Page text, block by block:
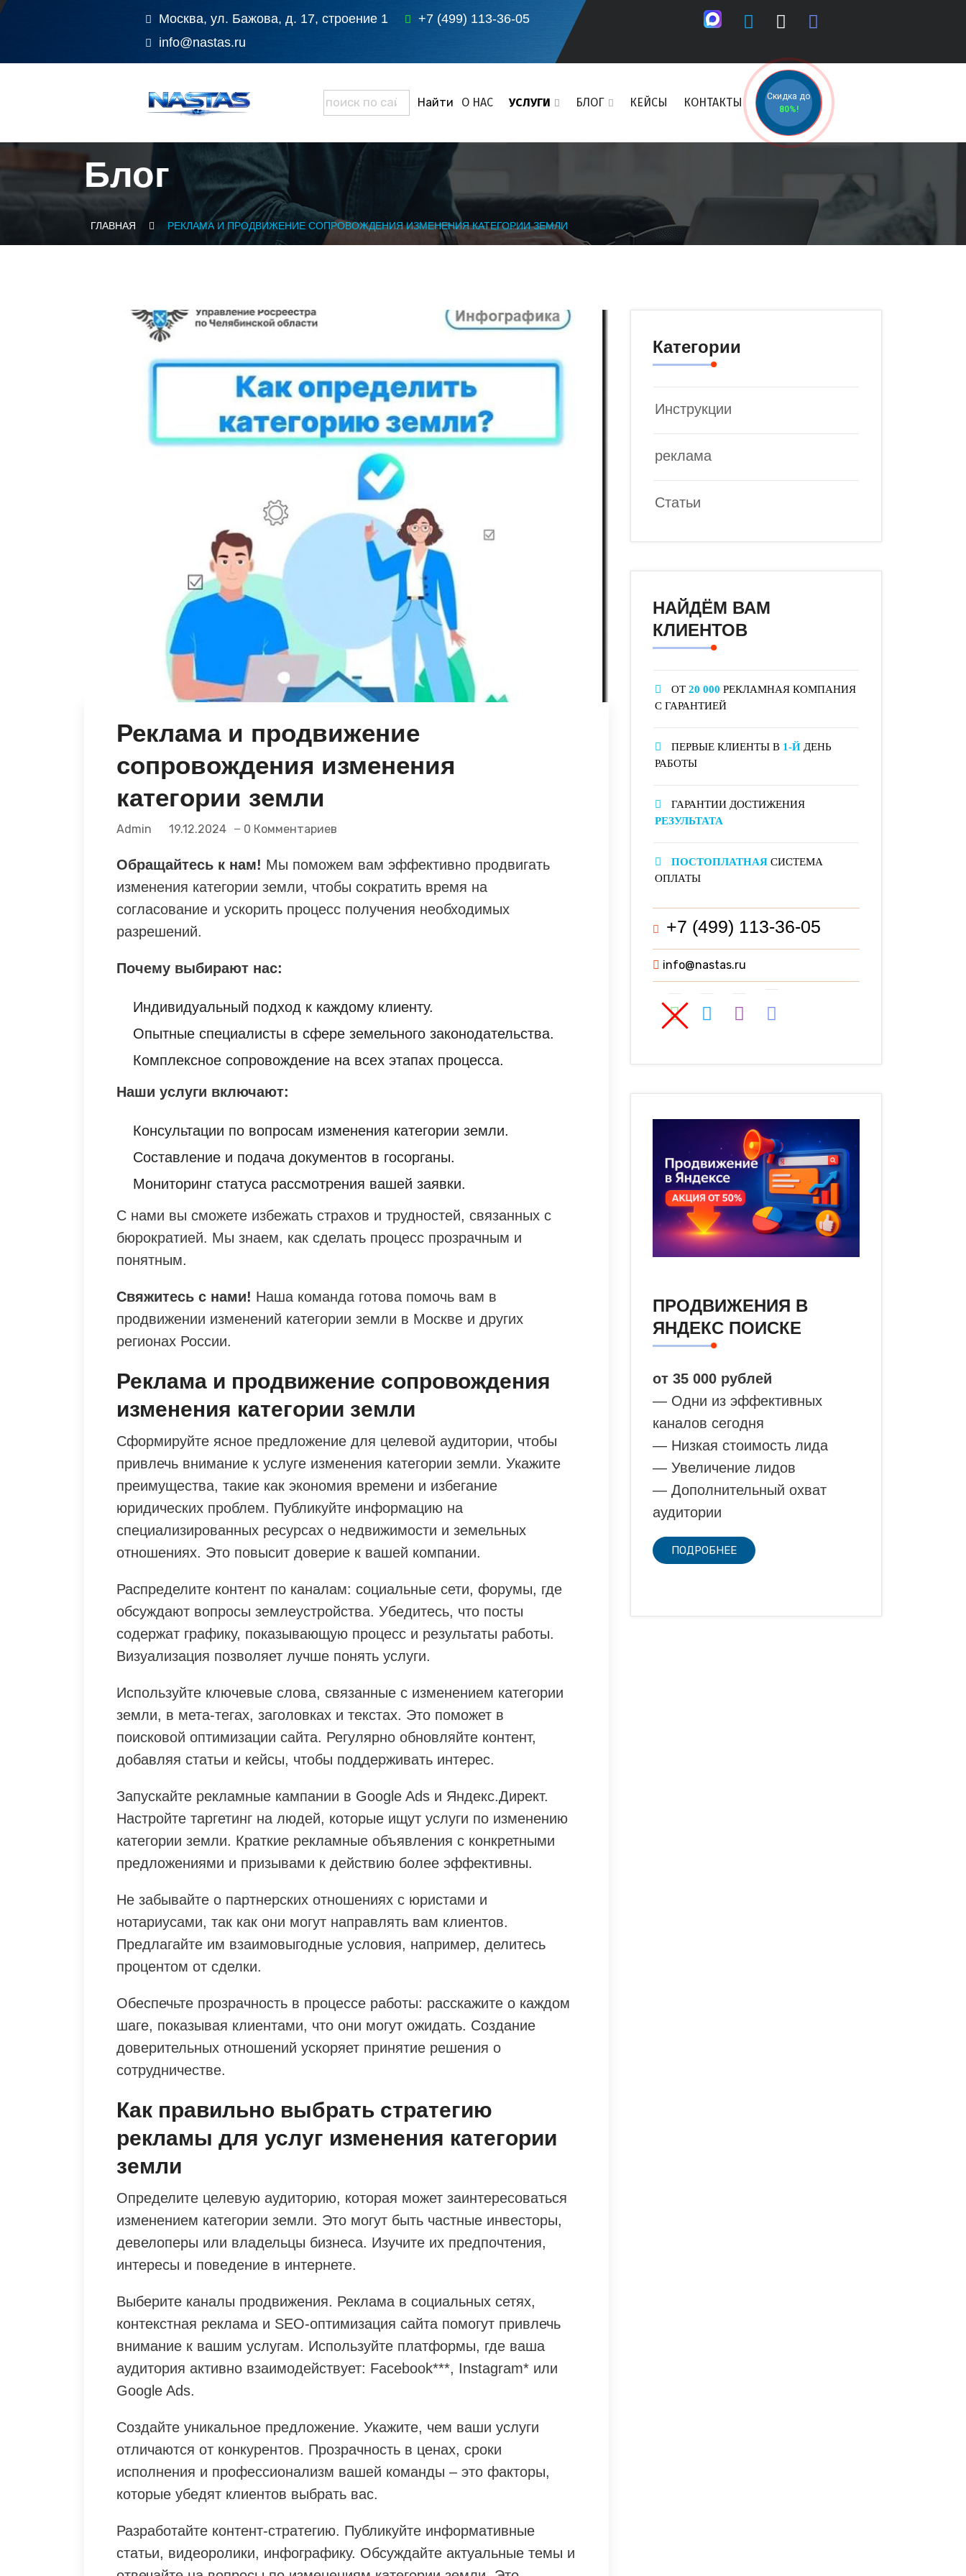
Москва, ул. Бажова, д. 17, строение 1
+7 (499) 113-36-05
info@nastas.ru
О НАС УСЛУГИ БЛОГ КЕЙСЫ КОНТАКТЫ
Скидка до
80%!
Блог
ГЛАВНАЯ РЕКЛАМА И ПРОДВИЖЕНИЕ СОПРОВОЖДЕНИЯ ИЗМЕНЕНИЯ КАТЕГОРИИ ЗЕМЛИ
Реклама и продвижение
сопровождения изменения
категории земли
Admin 19.12.2024 0 Комментариев
Обращайтесь к нам! Мы поможем вам эффективно продвигать
изменения категории земли, чтобы сократить время на
согласование и ускорить процесс получения необходимых
разрешений.
Почему выбирают нас:
Индивидуальный подход к каждому клиенту.
Опытные специалисты в сфере земельного законодательства.
Комплексное сопровождение на всех этапах процесса.
Наши услуги включают:
Консультации по вопросам изменения категории земли.
Составление и подача документов в госорганы.
Мониторинг статуса рассмотрения вашей заявки.
С нами вы сможете избежать страхов и трудностей, связанных с
бюрократией. Мы знаем, как сделать процесс прозрачным и
понятным.
Свяжитесь с нами! Наша команда готова помочь вам в
продвижении изменений категории земли в Москве и других
регионах России.
Реклама и продвижение сопровождения
изменения категории земли
Сформируйте ясное предложение для целевой аудитории, чтобы
привлечь внимание к услуге изменения категории земли. Укажите
преимущества, такие как экономия времени и избегание
юридических проблем. Публикуйте информацию на
специализированных ресурсах о недвижимости и земельных
отношениях. Это повысит доверие к вашей компании.
Распределите контент по каналам: социальные сети, форумы, где
обсуждают вопросы землеустройства. Убедитесь, что посты
содержат графику, показывающую процесс и результаты работы.
Визуализация позволяет лучше понять услуги.
Используйте ключевые слова, связанные с изменением категории
земли, в мета-тегах, заголовках и текстах. Это поможет в
поисковой оптимизации сайта. Регулярно обновляйте контент,
добавляя статьи и кейсы, чтобы поддерживать интерес.
Запускайте рекламные кампании в Google Ads и Яндекс.Директ.
Настройте таргетинг на людей, которые ищут услуги по изменению
категории земли. Краткие рекламные объявления с конкретными
предложениями и призывами к действию более эффективны.
Не забывайте о партнерских отношениях с юристами и
нотариусами, так как они могут направлять вам клиентов.
Предлагайте им взаимовыгодные условия, например, делитесь
процентом от сделки.
Обеспечьте прозрачность в процессе работы: расскажите о каждом
шаге, показывая клиентами, что они могут ожидать. Создание
доверительных отношений ускоряет принятие решения о
сотрудничестве.
Как правильно выбрать стратегию
рекламы для услуг изменения категории
земли
Определите целевую аудиторию, которая может заинтересоваться
изменением категории земли. Это могут быть частные инвесторы,
девелоперы или владельцы бизнеса. Изучите их предпочтения,
интересы и поведение в интернете.
Выберите каналы продвижения. Реклама в социальных сетях,
контекстная реклама и SEO-оптимизация сайта помогут привлечь
внимание к вашим услугам. Используйте платформы, где ваша
аудитория активно взаимодействует: Facebook***, Instagram* или
Google Ads.
Создайте уникальное предложение. Укажите, чем ваши услуги
отличаются от конкурентов. Прозрачность в ценах, сроки
исполнения и профессионализм вашей команды – это факторы,
которые убедят клиентов выбрать вас.
Разработайте контент-стратегию. Публикуйте информативные
статьи, видеоролики, инфографику. Обсуждайте актуальные темы и
Категории
Инструкции
реклама
Статьи
НАЙДЁМ ВАМ
КЛИЕНТОВ
ОТ 20 000 РЕКЛАМНАЯ КОМПАНИЯ
С ГАРАНТИЕЙ
ПЕРВЫЕ КЛИЕНТЫ В 1-Й ДЕНЬ
РАБОТЫ
ГАРАНТИИ ДОСТИЖЕНИЯ
РЕЗУЛЬТАТА
ПОСТОПЛАТНАЯ СИСТЕМА
ОПЛАТЫ
+7 (499) 113-36-05
info@nastas.ru
ПРОДВИЖЕНИЯ В
ЯНДЕКС ПОИСКЕ
от 35 000 рублей
— Одни из эффективных
каналов сегодня
— Низкая стоимость лида
— Увеличение лидов
— Дополнительный охват
аудитории
ПОДРОБНЕЕ